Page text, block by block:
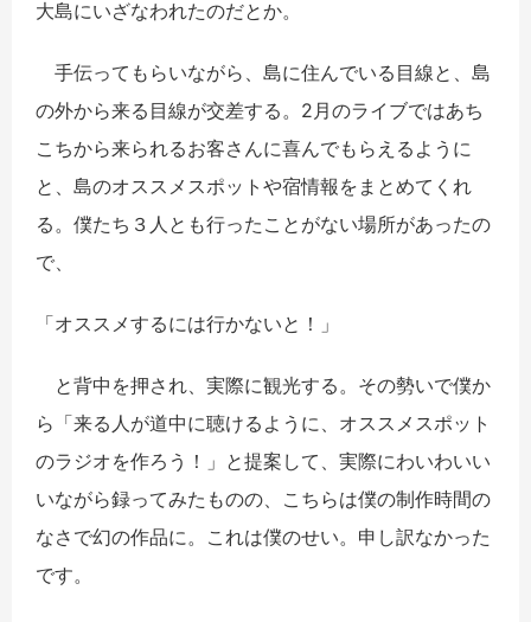
大島にいざなわれたのだとか。
手伝ってもらいながら、島に住んでいる目線と、島
の外から来る目線が交差する。2月のライブではあち
こちから来られるお客さんに喜んでもらえるように
と、島のオススメスポットや宿情報をまとめてくれ
る。僕たち３人とも行ったことがない場所があったの
で、
「オススメするには行かないと！」
と背中を押され、実際に観光する。その勢いで僕か
ら「来る人が道中に聴けるように、オススメスポット
のラジオを作ろう！」と提案して、実際にわいわいい
いながら録ってみたものの、こちらは僕の制作時間の
なさで幻の作品に。これは僕のせい。申し訳なかった
です。